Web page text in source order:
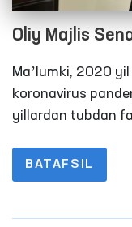
Oliy Majlis
majlisida Oliy
bo‘yicha vakili
Maʼlumki, 2020
koronavirus
yillardan tubdan
chetlab o‘tmadi.
BATAFSIL